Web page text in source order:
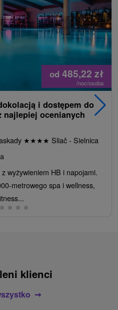
od 485,22 zł
/noc/osoba
i dostępem do
najlepiej ocenianych
★★★★ Sliač - Sielnica
wyżywieniem HB i napojami.
metrowego spa i wellness,
klienci